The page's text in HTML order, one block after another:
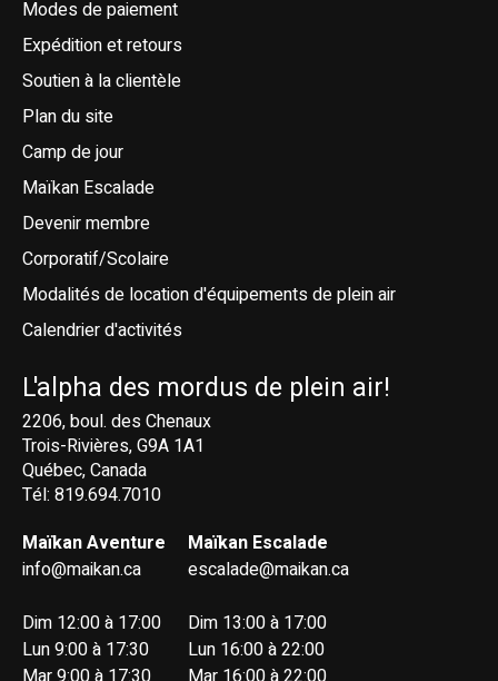
Modes de paiement
Expédition et retours
Soutien à la clientèle
Plan du site
Camp de jour
Maïkan Escalade
Devenir membre
Corporatif/Scolaire
Modalités de location d'équipements de plein air
Calendrier d'activités
L'alpha des mordus de plein air!
2206, boul. des Chenaux
Trois-Rivières, G9A 1A1
Québec, Canada
Tél: 819.694.7010
Maïkan Aventure
info@maikan.ca
Dim 12:00 à 17:00
Lun 9:00 à 17:30
Maïkan Escalade
escalade@maikan.ca
Dim 13:00 à 17:00
Lun 16:00 à 22:00